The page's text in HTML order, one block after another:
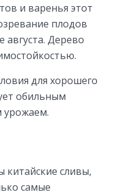
и варенья этот
плодов
августа. Дерево
для хорошего
обильным
китайские сливы,
самые